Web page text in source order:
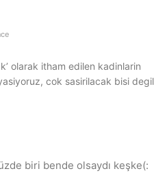
olarak itham edilen kadinlarin
cok sasirilacak bisi degil
biri bende olsaydı keşke(: